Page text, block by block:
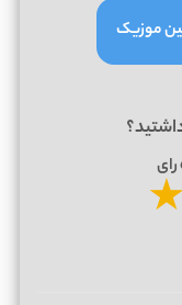
موزیک
رای
★